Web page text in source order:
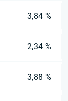
3,84 %
2,34 %
3,88 %